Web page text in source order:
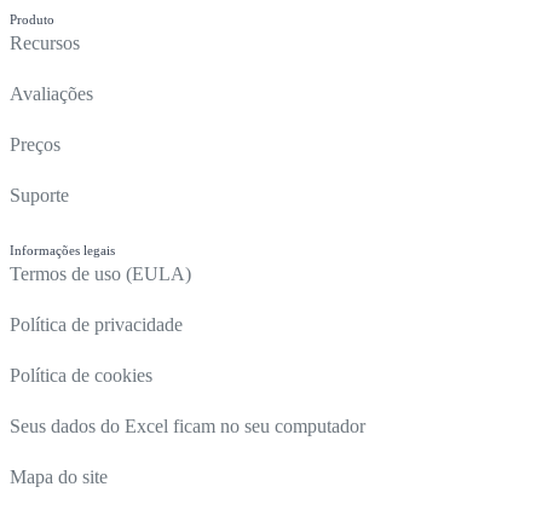
Produto
Recursos
Avaliações
Preços
Suporte
Informações legais
Termos de uso (EULA)
Política de privacidade
Política de cookies
Seus dados do Excel ficam no seu computador
Mapa do site